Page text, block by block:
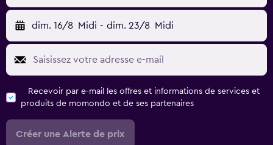
dim. 16/8 Midi - dim. 23/8 Midi
Recevoir par e-mail les offres et informations de services et
produits de momondo et de ses partenaires
Créer une Alerte de prix